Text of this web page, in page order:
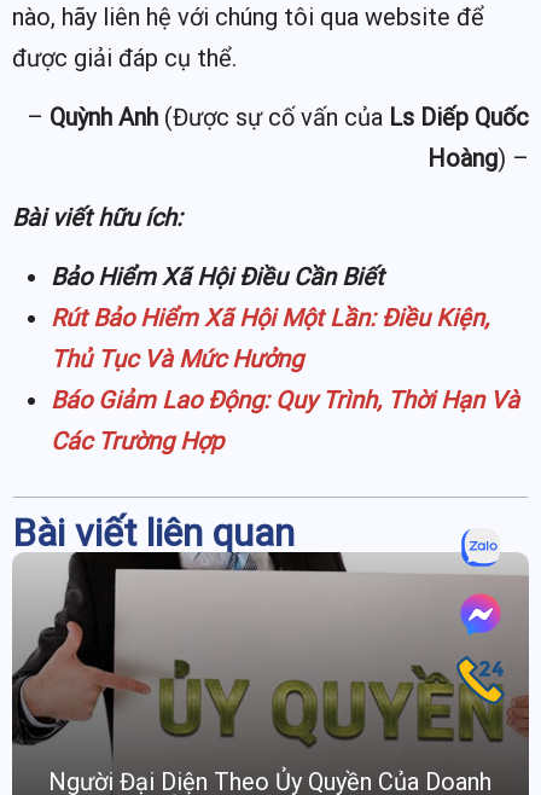
nào, hãy liên hệ với chúng tôi qua website để
được giải đáp cụ thể.
– Quỳnh Anh (Được sự cố vấn của Ls Diếp Quốc
Hoàng) –
Bài viết hữu ích:
Bảo Hiểm Xã Hội Điều Cần Biết
Rút Bảo Hiểm Xã Hội Một Lần: Điều Kiện,
Thủ Tục Và Mức Hưởng
Báo Giảm Lao Động: Quy Trình, Thời Hạn Và
Các Trường Hợp
Bài viết liên quan
Người Đại Diện Theo Ủy Quyền Của Doanh